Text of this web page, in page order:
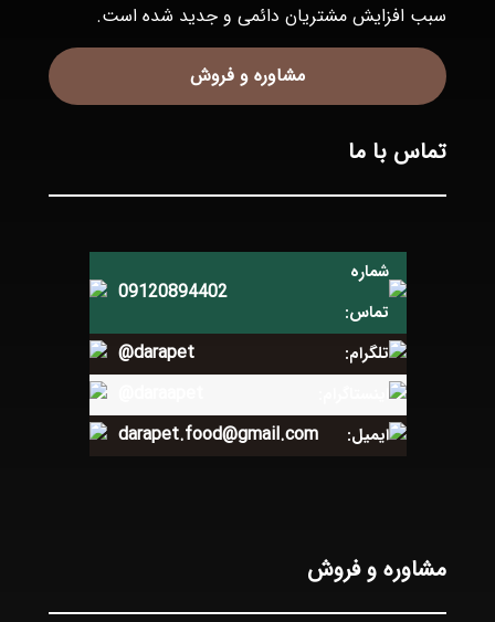
سبب افزايش مشتريان دائمی و جديد شده است.
مشاوره و فروش
تماس با ما
شماره
تماس:
09120894402
تلگرام: @darapet
ایمیل: darapet.food@gmail.com
مشاوره و فروش